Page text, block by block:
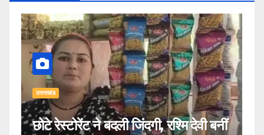
उत्तराखंड
छोटे रेस्टोरेंट ने बदली जिंदगी, रश्मि देवी बनीं